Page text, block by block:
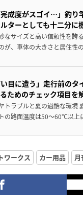
成度がスゴイ…」釣り
ターとしても十二分に
なサイズと高い信頼性を誇
が、車体の大きさと居住性
い目に遭う」走行前の
ためのチェック項目を
トラブルと夏の過酷な環境
の路面温度は50〜60℃以上
ワークス カー用品 月